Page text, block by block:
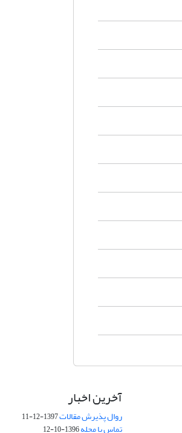
آخرین اخبار
روال پذیرش مقالات1397-12-11
تماس با مجله1396-10-12